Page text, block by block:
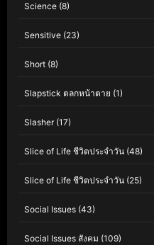
Science (8)
Sensitive (23)
Short (8)
Slapstick ตลกหน้าตาย (1)
Slasher(17)
Slice of Life ชีวิตประจำวัน (48)
Slice of Life ชีวิตประจำวัน (25)
Social Issues (43)
Social Issues สังคม (109)